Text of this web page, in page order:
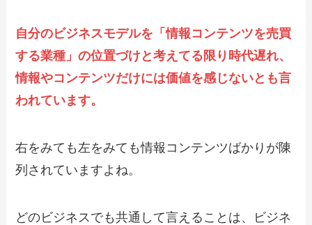
自分のビジネスモデルを「情報コンテンツを売買
する業種」の位置づけと考えてる限り時代遅れ、
情報やコンテンツだけには価値を感じないとも言
われています。
右をみても左をみても情報コンテンツばかりが陳
列されていますよね。
どのビジネスでも共通して言えることは、ビジネ